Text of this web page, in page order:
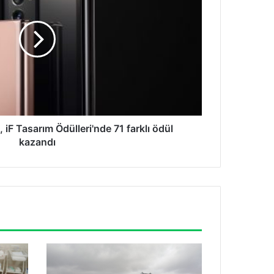
Tasarım Ödülleri'nde 71 farklı ödül
kazandı